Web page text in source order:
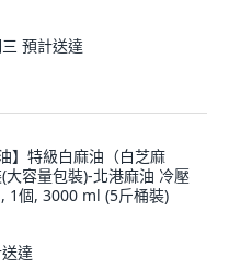
預計送達
】特級白麻油（白芝麻
大容量包裝)-北港麻油 冷壓
1個, 3000 ml (5斤桶裝)
達